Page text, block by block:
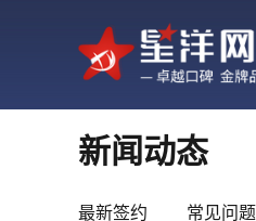
新闻动态
最新签约 常见问题